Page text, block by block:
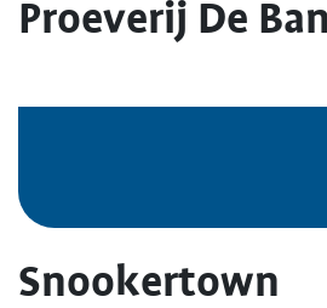
Proeverij De
Snookertown